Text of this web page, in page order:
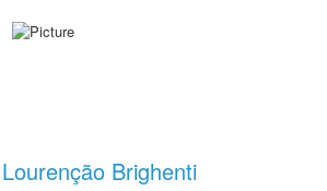
Brighenti